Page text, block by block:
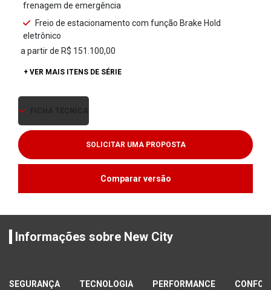
frenagem de emergência
Freio de estacionamento com função Brake Hold
eletrônico
a partir de R$ 151.100,00
+ VER MAIS ITENS DE SÉRIE
SOLICITAR UMA PROPOSTA
Comparar versão
Informações sobre New City
SEGURANÇA TECNOLOGIA PERFORMANCE